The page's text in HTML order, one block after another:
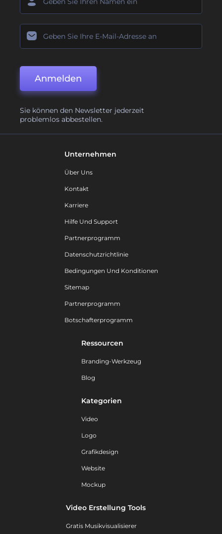
Anmelden
Sie können den Newsletter jederzeit
problemlos abbestellen.
Unternehmen
Über Uns
Kontakt
Karriere
Hilfe Und Support
Partnerprogramm
Datenschutzrichtlinie
Bedingungen Und Konditionen
Sitemap
Partnerprogramm
Botschafterprogramm
Ressourcen
Branding-Werkzeug
Blog
Kategorien
Video
Logo
Grafikdesign
Website
Mockup
Video Erstellung Tools
Gratis Musikvisualisierer